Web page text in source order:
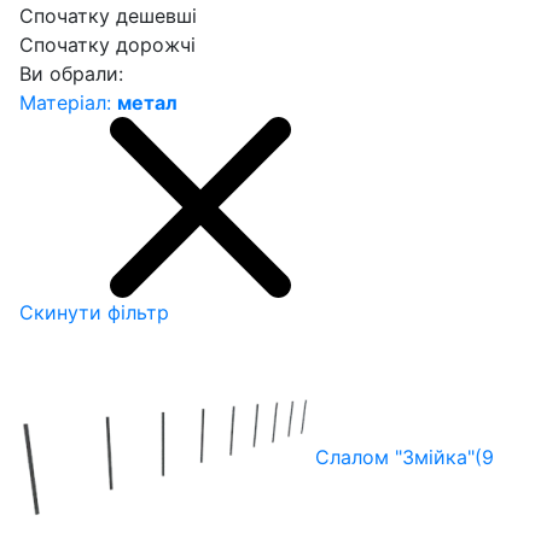
Спочатку дешевші
Спочатку дорожчі
Ви обрали:
Матеріал: метал
Скинути фільтр
Слалом "Змійка"(9